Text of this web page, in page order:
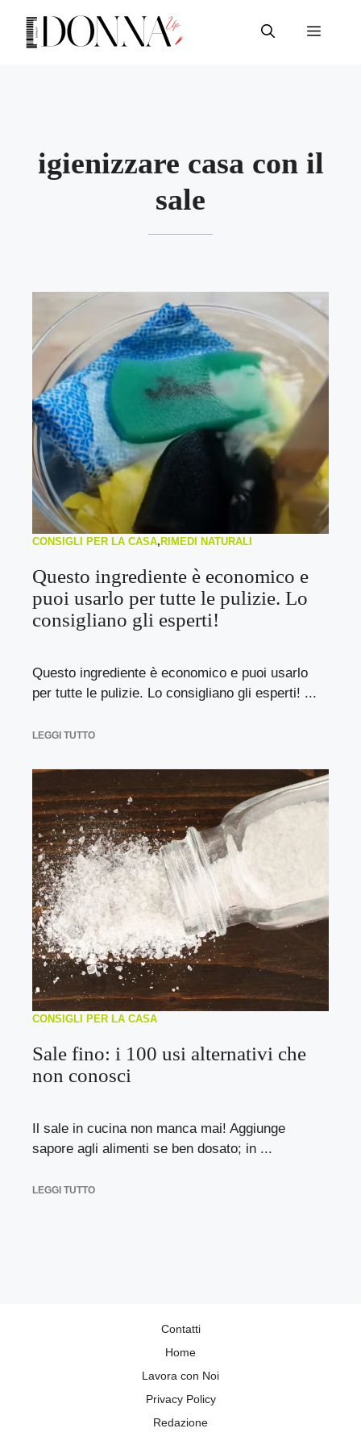
contenuto
Menu
igienizzare casa con il
sale
CONSIGLI PER LA CASA, RIMEDI NATURALI
Questo ingrediente è economico e
puoi usarlo per tutte le pulizie. Lo
consigliano gli esperti!
Questo ingrediente è economico e puoi usarlo
per tutte le pulizie. Lo consigliano gli esperti! ...
LEGGI TUTTO
CONSIGLI PER LA CASA
Sale fino: i 100 usi alternativi che
non conosci
Il sale in cucina non manca mai! Aggiunge
sapore agli alimenti se ben dosato; in ...
LEGGI TUTTO
Contatti
Home
Lavora con Noi
Privacy Policy
Redazione